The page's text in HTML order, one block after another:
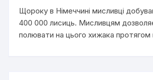
Щороку в Німеччині мисливці
400 000 лисиць. Мисливцям
полювати на цього хижака протягом